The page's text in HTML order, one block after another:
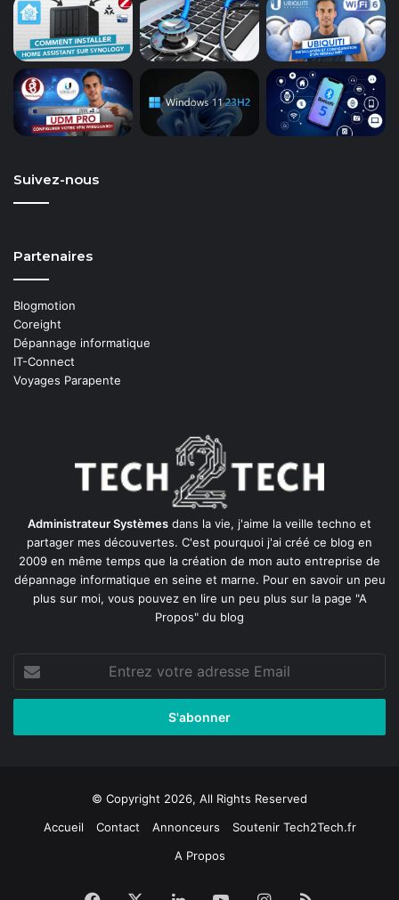
Suivez-nous
Partenaires
Blogmotion
Coreight
Dépannage informatique
IT-Connect
Voyages Parapente
Administrateur Systèmes dans la vie, j'aime la veille techno et
partager mes découvertes. C'est pourquoi j'ai créé ce blog en
2009 en même temps que la création de mon auto entreprise de
dépannage informatique en seine et marne. Pour en savoir un peu
plus sur moi, vous pouvez en lire un peu plus sur la page "A
Propos" du blog
Entrez
votre
adresse
© Copyright 2026, All Rights Reserved
Accueil
Contact Annonceurs
Soutenir Tech2Tech.fr
A Propos